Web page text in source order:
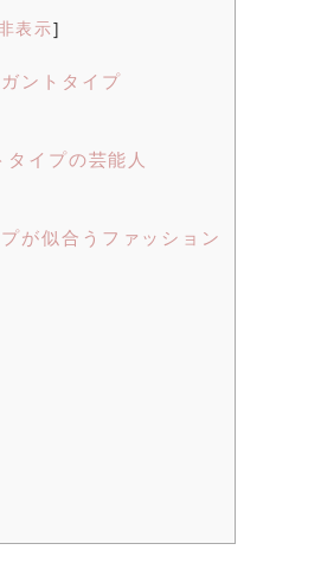
表示]
ントタイプ
イプの芸能人
が似合うファッション